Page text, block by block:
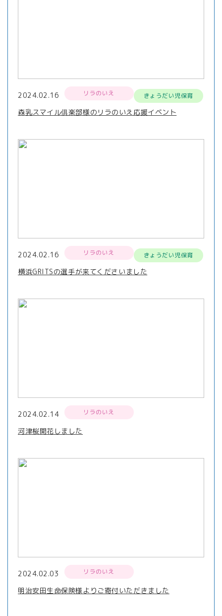
2024.02.16 リラのいえ きょうだい児保育
森乳スマイル俱楽部様のリラのいえ応援イベント
2024.02.16 リラのいえ きょうだい児保育
横浜GRITSの選手が来てくださいました
2024.02.14 リラのいえ
河津桜開花しました
2024.02.03 リラのいえ
明治安田生命保険様よりご寄付いただきました